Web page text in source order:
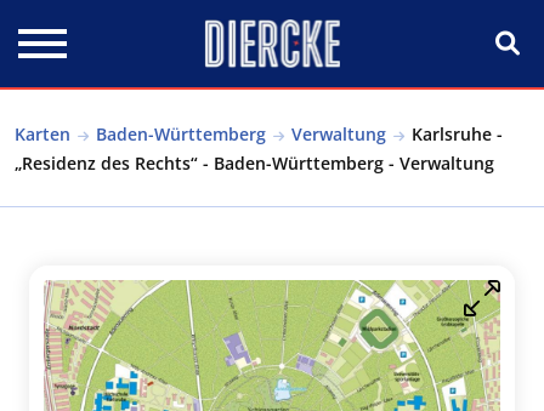
Karten Baden-Württemberg Verwaltung
Karlsruhe -
„Residenz des Rechts“ - Baden-Württemberg - Verwaltung